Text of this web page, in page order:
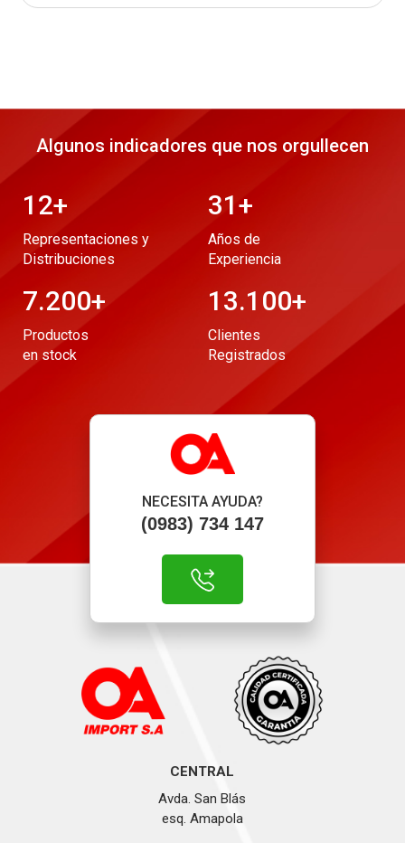
Algunos indicadores que nos orgullecen
12+
Representaciones y
Distribuciones
31+
Años de
Experiencia
7.200+
Productos
en stock
13.100+
Clientes
Registrados
NECESITA AYUDA?
(0983) 734 147
CENTRAL
Avda. San Blás
esq. Amapola